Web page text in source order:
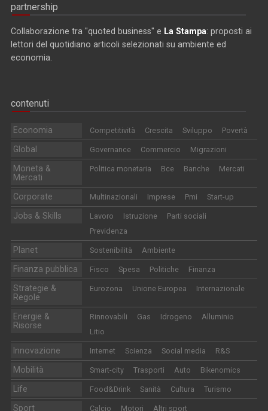
partnership
Collaborazione tra "quoted business" e La Stampa: proposti ai
lettori del quotidiano articoli selezionati su ambiente ed
economia.
contenuti
Economia Competitività Crescita Sviluppo Povertà
Global Governance Commercio Migrazioni
Moneta &
Mercati
Politica monetaria Bce Banche Mercati
Corporate Multinazionali Imprese Pmi Start-up
Jobs & Skills Lavoro Istruzione
Parti sociali
Previdenza
Planet Sostenibilità Ambiente
Finanza pubblica Fisco Spesa Politiche Finanza
Strategie &
Regole
Eurozona Unione Europea Internazionale
Energie &
Risorse
Rinnovabili Gas Idrogeno
Alluminio
Litio
Innovazione Internet Scienza Social media R&S
Mobilità Smart-city Trasporti Auto Bikenomics
Life Food&Drink Sanità Cultura Turismo
Sport Calcio Motori Altri sport